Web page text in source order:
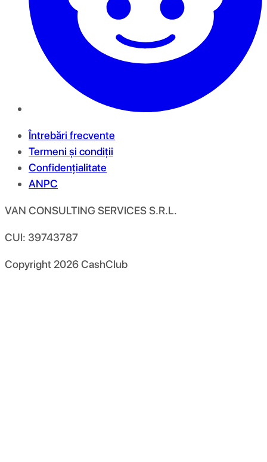
Întrebări frecvente
Termeni și condiții
Confidențialitate
ANPC
VAN CONSULTING SERVICES S.R.L.
CUI: 39743787
Copyright 2026CashClub